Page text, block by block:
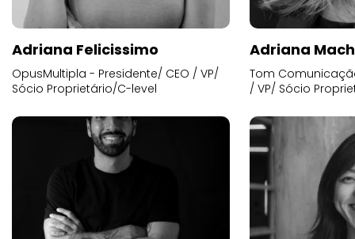
Adriana Felicissimo
OpusMultipla - Presidente/ CEO / VP/
Sócio Proprietário/C-level
Adriana
Tom
/ VP/ Sócio